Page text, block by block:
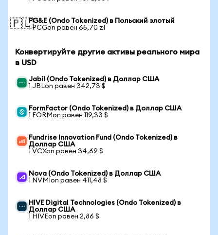
🇵🇱PG&E (Ondo Tokenized) в Польский злотый
1 PCGon равен 65,70 zł
Конвертируйте другие активы реального мира
в USD
Jabil (Ondo Tokenized) в Доллар США
1 JBLon равен 342,73 $
FormFactor (Ondo Tokenized) в Доллар США
1 FORMon равен 119,33 $
Fundrise Innovation Fund (Ondo Tokenized) в
Доллар США
1 VCXon равен 34,69 $
Nova (Ondo Tokenized) в Доллар США
1 NVMIon равен 411,48 $
HIVE Digital Technologies (Ondo Tokenized) в
Доллар США
1 HIVEon равен 2,86 $